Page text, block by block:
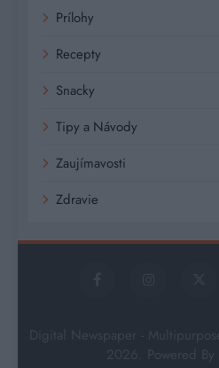
Prílohy
Recepty
Snacky
Tipy a Návody
Zaujímavosti
Zdravie